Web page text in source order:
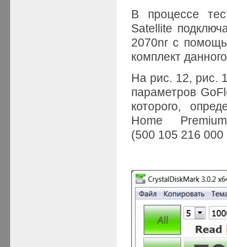
В процессе
Satellite
2070nr с
комплект
На рис. 12, рис.
параметров
которого,
Home
(500 105 216 000